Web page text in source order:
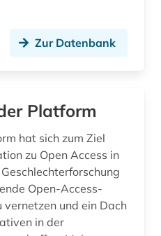
Zur Datenbank
Platform
hat sich zum Ziel
zu Open Access in
Open-Access-
und ein Dach
in der